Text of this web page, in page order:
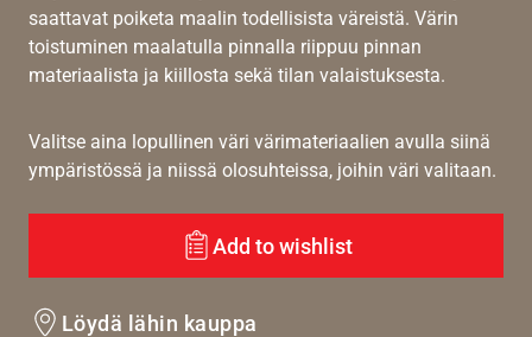
saattavat poiketa maalin todellisista väreistä. Värin
toistuminen maalatulla pinnalla riippuu pinnan
materiaalista ja kiillosta sekä tilan valaistuksesta.
Valitse aina lopullinen väri värimateriaalien avulla siinä
ympäristössä ja niissä olosuhteissa, joihin väri valitaan.
Add to wishlist
Löydä lähin kauppa